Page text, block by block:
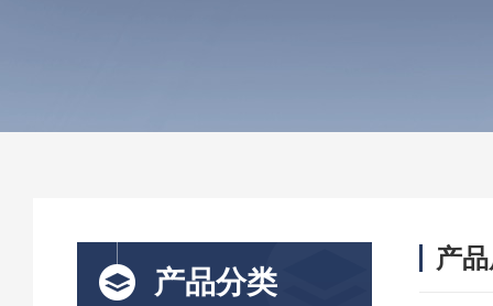
产品分类
产